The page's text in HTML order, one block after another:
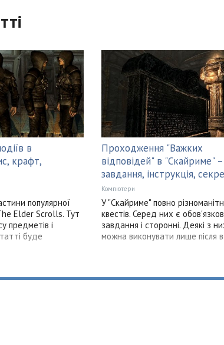
в
крафт,
популярної
The Elder Scrolls. Тут
предметів і
буде
Проходження "Важких
відповідей" в "Скайриме"
завдання, інструкція,
Компютери
У "Скайриме" повно
квестів. Серед них є
завдання і сторонні. Деякі з
можна виконувати лише після